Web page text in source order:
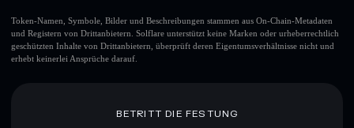
Token-Namen, Symbole, Bilder und Beschreibungen stammen aus On-Chain-Metadaten
und Registern von Drittanbietern. Solflare unterstützt keine Marken oder urheberrechtlich
geschützten Inhalte von Drittanbietern, überprüft deren Eigentumsverhältnisse nicht und
erhebt keinerlei Ansprüche darauf.
BETRITT DIE FESTUNG